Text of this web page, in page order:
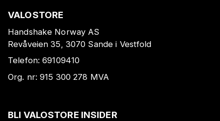
VALOSTORE
Handshake Norway AS
Revåveien 35, 3070 Sande i Vestfold
Telefon:69109410
Org. nr:915 300 278 MVA
BLI VALOSTORE INSIDER